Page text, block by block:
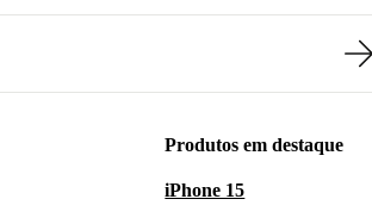
Produtos em destaque
iPhone 15